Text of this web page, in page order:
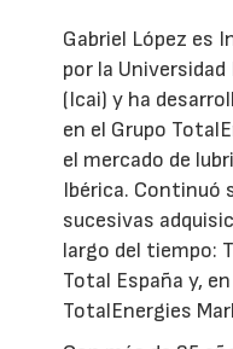
Gabriel López es
por la
(Icai) y ha
en el Grupo
el mercado de
Ibérica. Continuó
sucesivas
largo del tiempo:
Total España y,
TotalEnergies